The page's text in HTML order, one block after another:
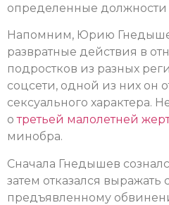
определенные должности
Напомним, Юрию
развратные действия в
подростков из разных
соцсети, одной из них он
сексуального характера.
отретьей малолетней
минобра.
Сначала Гнедышев
затем отказался
предъявленному